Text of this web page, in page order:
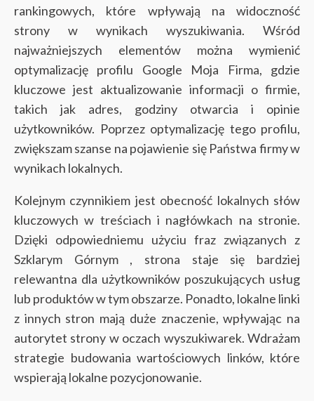
rankingowych, które wpływają na widoczność
strony w wynikach wyszukiwania. Wśród
najważniejszych elementów można wymienić
optymalizację profilu Google Moja Firma, gdzie
kluczowe jest aktualizowanie informacji o firmie,
takich jak adres, godziny otwarcia i opinie
użytkowników. Poprzez optymalizację tego profilu,
zwiększam szanse na pojawienie się Państwa firmy w
wynikach lokalnych.
Kolejnym czynnikiem jest obecność lokalnych słów
kluczowych w treściach i nagłówkach na stronie.
Dzięki odpowiedniemu użyciu fraz związanych z
Szklarym Górnym , strona staje się bardziej
relewantna dla użytkowników poszukujących usług
lub produktów w tym obszarze. Ponadto, lokalne linki
z innych stron mają duże znaczenie, wpływając na
autorytet strony w oczach wyszukiwarek. Wdrażam
strategie budowania wartościowych linków, które
wspierają lokalne pozycjonowanie.